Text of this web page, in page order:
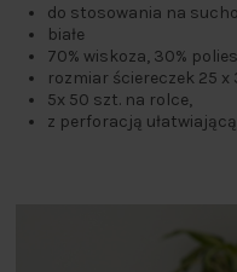
do stosowania na
białe
70% wiskoza, 30%
rozmiar ściereczek 25 x
5x 50 szt. na rolce,
z perforacją